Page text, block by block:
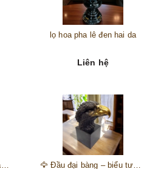
lọ hoa pha lê đen hai da
Liên hệ
🎺 Đồng hồ “thiên thần nhạc hội” – tuyệt mỹ phẩm trang trí phong cách hoàng gia 🎼 🦅 Đầu đại bàng – biểu tượng của kẻ chinh phục trên đỉnh núi thành công 🦅